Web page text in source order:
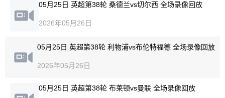
05月25日 英超第38轮 桑德兰vs切尔西 全场录像回放
2026年05月26日
05月25日 英超第38轮 利物浦vs布伦特福德 全场录像回放
2026年05月26日
05月25日 英超第38轮 布莱顿vs曼联 全场录像回放